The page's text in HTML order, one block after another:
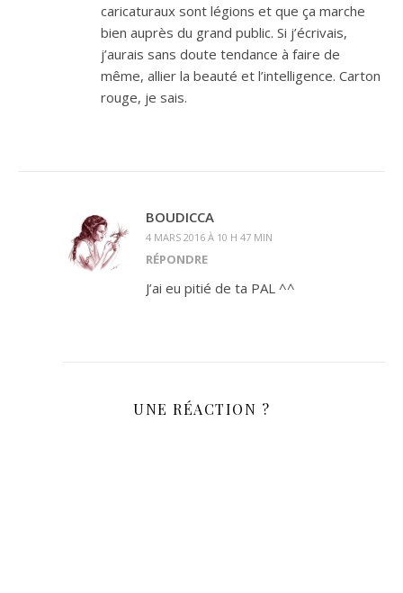
caricaturaux sont légions et que ça marche
bien auprès du grand public. Si j’écrivais,
j’aurais sans doute tendance à faire de
même, allier la beauté et l’intelligence. Carton
rouge, je sais.
BOUDICCA
4 MARS 2016 À 10 H 47 MIN
RÉPONDRE
J’ai eu pitié de ta PAL ^^
UNE RÉACTION ?